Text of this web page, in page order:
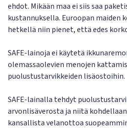
ehdot. Mikään maa ei siis saa
kustannuksella. Euroopan maiden
hetkellä niin pienet, että edes
SAFE-lainoja ei käytetä
olemassaolevien menojen
puolustustarvikkeiden lisäostoihin.
SAFE-lainalla tehdyt
arvonlisäverosta ja niitä
kansallista velanottoa